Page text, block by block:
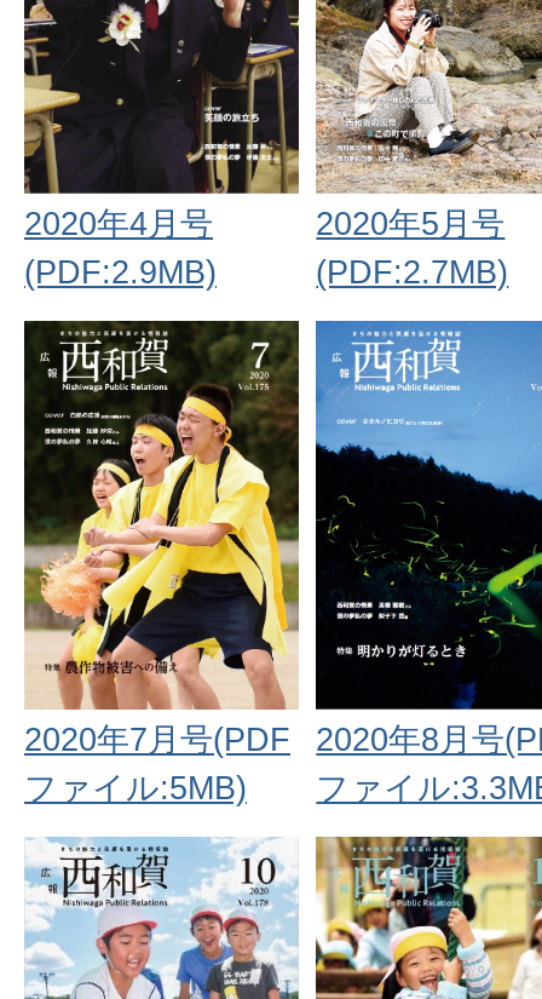
2020年4月号
(PDF:2.9MB)
2020年5月号
(PDF:2.7MB)
2020年7月号(PDF
ファイル:5MB)
2020年8月号
ファイル